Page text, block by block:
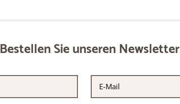
Bestellen Sie unseren Newsletter